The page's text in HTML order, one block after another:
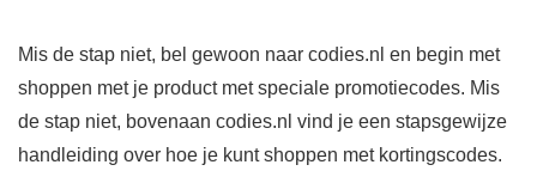
Mis de stap niet, bel gewoon naar codies.nl en begin met
shoppen met je product met speciale promotiecodes. Mis
de stap niet, bovenaan codies.nl vind je een stapsgewijze
handleiding over hoe je kunt shoppen met kortingscodes.